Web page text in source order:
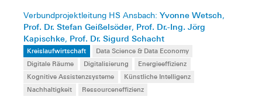
Verbundprojektleitung HS Ansbach: Yvonne Wetsch,
Prof. Dr. Stefan Geißelsöder, Prof. Dr.-Ing. Jörg
Kapischke, Prof. Dr. Sigurd Schacht
Kreislaufwirtschaft
Data Science & Data Economy
Digitale Räume
Digitalisierung
Energieeffizienz
Kognitive Assistenzsysteme
Künstliche Intelligenz
Nachhaltigkeit
Ressourceneffizienz